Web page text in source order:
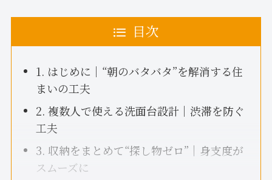
目次
1. はじめに｜“朝のバタバタ”を解消する住
まいの工夫
2. 複数人で使える洗面台設計｜渋滞を防ぐ
工夫
3. 収納をまとめて“探し物ゼロ”｜身支度が
スムーズに